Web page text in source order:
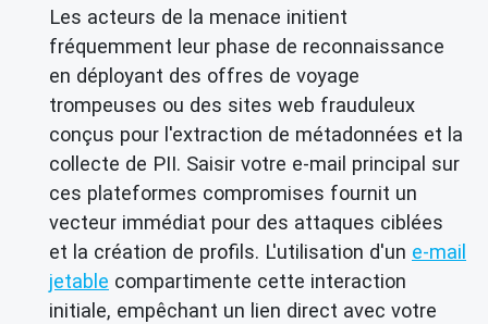
Les acteurs de la menace initient
fréquemment leur phase de reconnaissance
en déployant des offres de voyage
trompeuses ou des sites web frauduleux
conçus pour l'extraction de métadonnées et la
collecte de PII. Saisir votre e-mail principal sur
ces plateformes compromises fournit un
vecteur immédiat pour des attaques ciblées
et la création de profils. L'utilisation d'un e-mail
jetable compartimente cette interaction
initiale, empêchant un lien direct avec votre